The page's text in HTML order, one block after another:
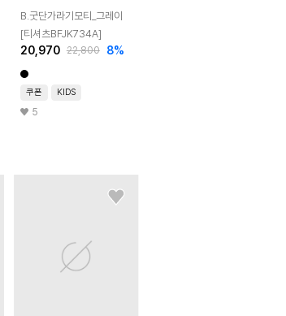
B.굿단가라기모티_그레이
[티셔츠BFJK734A]
20,970 22,800 8%
쿠폰 KIDS
5